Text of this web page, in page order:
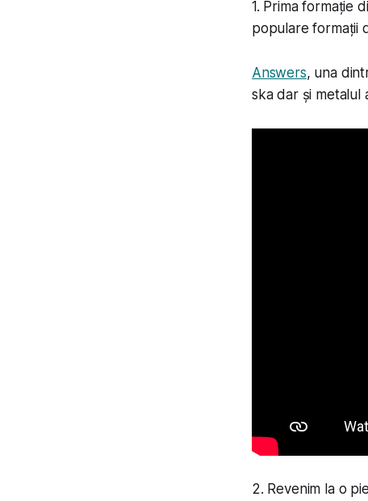
1. Prima formație
populare formații
Answers, una
ska dar și metalul
2. Revenim la o